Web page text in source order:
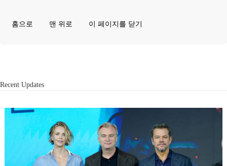
홈으로 맨 위로 이 페이지를 닫기
Recent Updates